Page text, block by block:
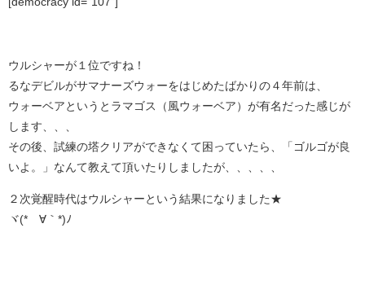
ウルシャーが１位ですね！
るなデビルがサマナーズウォーをはじめたばかりの４年前は、
ウォーベアというとラマゴス（風ウォーベア）が有名だった感じが
します、、、
その後、試練の塔クリアができなくて困っていたら、「ゴルゴが良
いよ。」なんて教えて頂いたりしましたが、、、、、
２次覚醒時代はウルシャーという結果になりました★
ヾ(*´∀｀*)ﾉ